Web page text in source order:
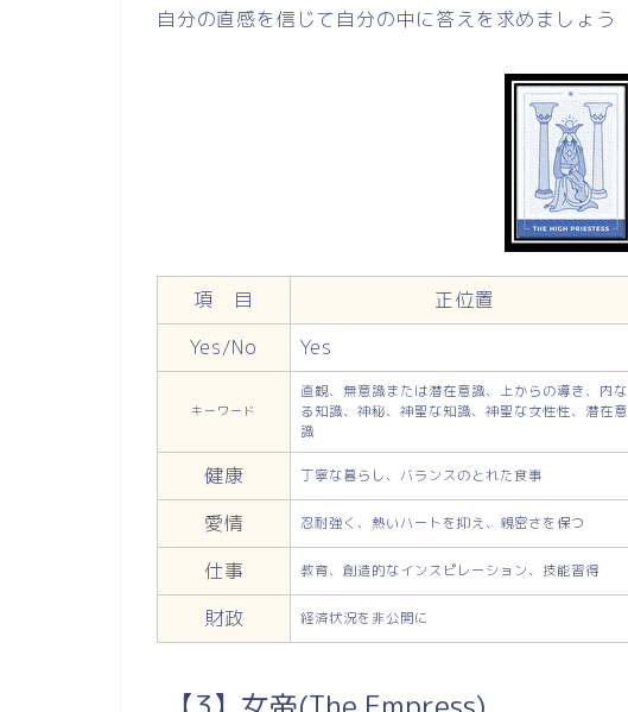
自分の直感を信じて自分の中に答えを求めましょう
項 目 正位置
Yes/No
Yes
キーワード
直観、無意識または潜在意識、上からの導き、内な
る知識、神秘、神聖な知識、神聖な女性性、潜在意
識
健康 丁寧な暮らし、バランスのとれた食事
愛情 忍耐強く、熱いハートを抑え、親密さを保つ
仕事 教育、創造的なインスピレーション、技能習得
財政 経済状況を非公開に